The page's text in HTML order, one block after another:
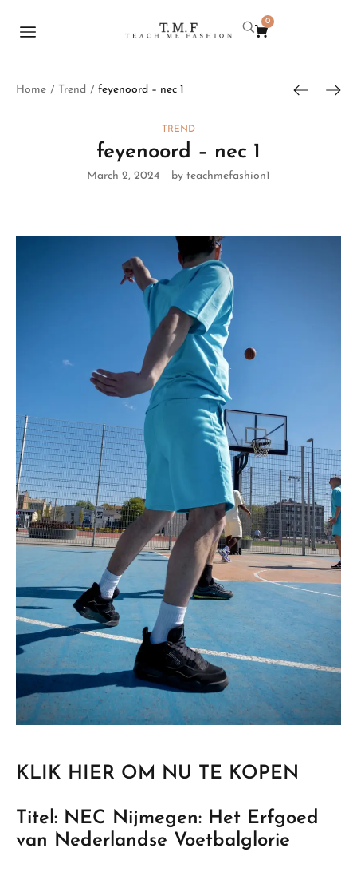
0
Home / Trend / feyenoord – nec 1
TREND
feyenoord – nec 1
March 2, 2024 by teachmefashion1
KLIK HIER OM NU TE KOPEN
Titel: NEC Nijmegen: Het Erfgoed
van Nederlandse Voetbalglorie